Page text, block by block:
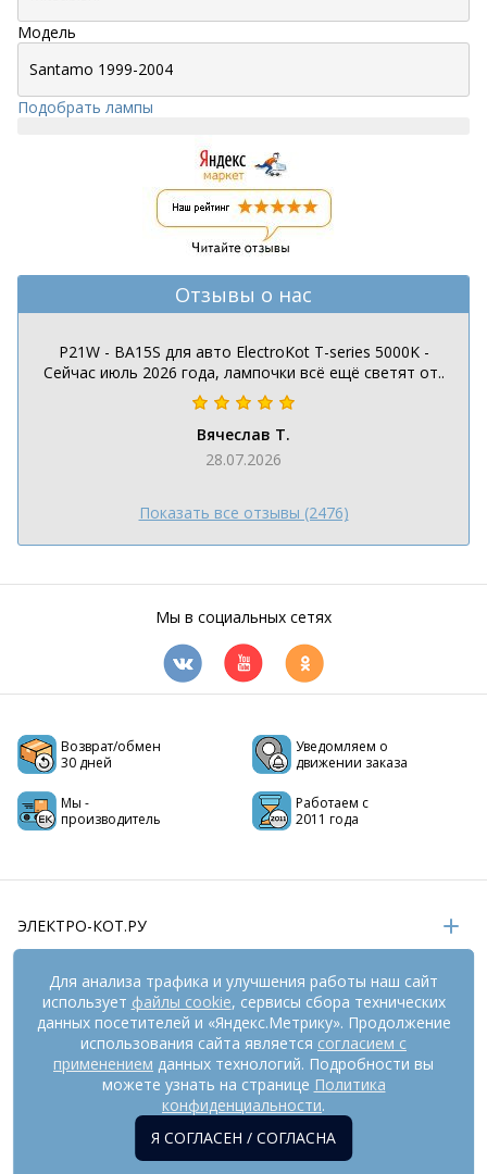
Модель
Подобрать лампы
Отзывы о нас
P21W - BA15S для авто ElectroKot T-series 5000K -
Сейчас июль 2026 года, лампочки всё ещё светят от..
Вячеслав Т.
28.07.2026
Показать все отзывы (2476)
Мы в социальных сетях
Возврат/обмен
30 дней
Уведомляем о
движении заказа
Мы -
производитель
Работаем с
2011 года
ЭЛЕКТРО-КОТ.РУ
ИНФОРМАЦИЯ
РЕКВИЗИТЫ
На информационном ресурсе применяются
рекомендательные технологии (информационные технологии
предоставления информации на основе сбора,
систематизации и анализа сведений, относящихся к
предпочтениям пользователей сети «Интернет», находящихся
Для анализа трафика и улучшения работы наш сайт
использует файлы cookie, сервисы сбора технических
данных посетителей и «Яндекс.Метрику». Продолжение
использования сайта является согласием с
применением данных технологий. Подробности вы
можете узнать на странице Политика
конфиденциальности.
Я СОГЛАСЕН / СОГЛАСНА